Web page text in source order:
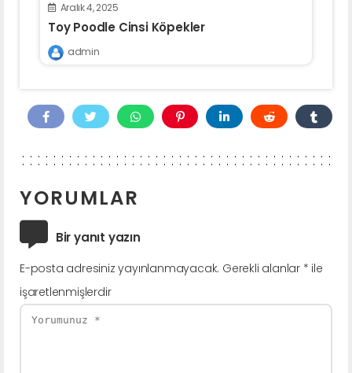
Aralık 4, 2025
Toy Poodle Cinsi Köpekler
admin
YORUMLAR
Bir yanıt yazın
E-posta adresiniz yayınlanmayacak. Gerekli alanlar * ile
işaretlenmişlerdir